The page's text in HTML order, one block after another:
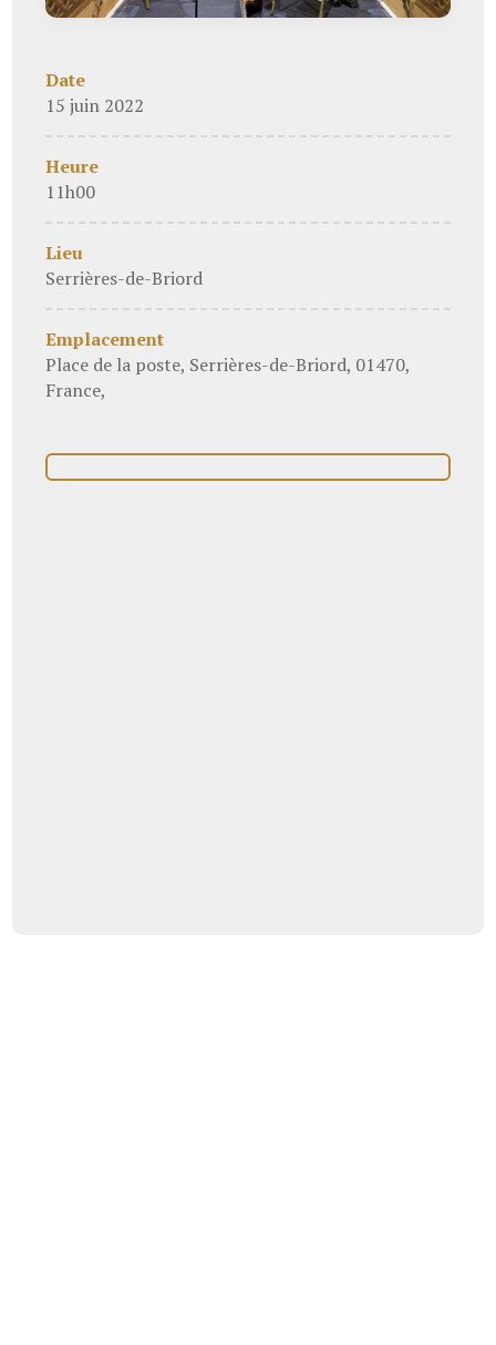
Date
15 juin 2022
Heure
11h00
Lieu
Serrières-de-Briord
Emplacement
Place de la poste, Serrières-de-Briord, 01470,
France,